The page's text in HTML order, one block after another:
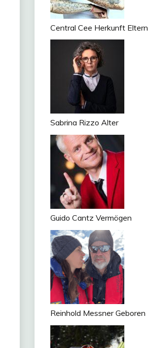
Central Cee Herkunft Eltern
Sabrina Rizzo Alter
Guido Cantz Vermögen
Reinhold Messner Geboren